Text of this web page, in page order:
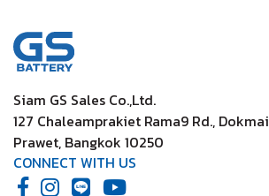
Siam GS Sales Co.,Ltd.
127 Chaleamprakiet Rama9 Rd., Dokmai
Prawet, Bangkok 10250
CONNECT WITH US